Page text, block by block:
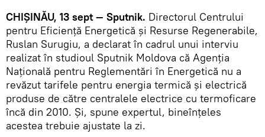
CHIŞINĂU, 13 sept — Sputnik. Directorul Centrului
pentru Eficiență Energetică și Resurse Regenerabile,
Ruslan Surugiu, a declarat în cadrul unui interviu
realizat în studioul Sputnik Moldova că Agenția
Națională pentru Reglementări în Energetică nu a
revăzut tarifele pentru energia termică și electrică
produse de către centralele electrice cu termoficare
încă din 2010. Și, spune expertul, bineînțeles
acestea trebuie ajustate la zi.